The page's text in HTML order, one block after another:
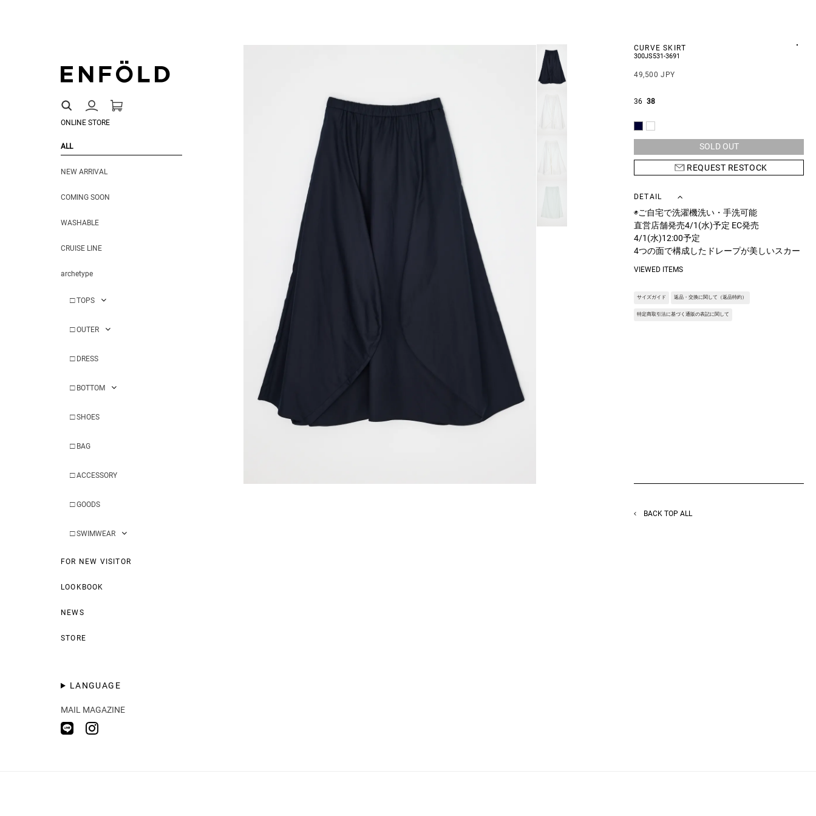
ONLINE STORE
ALL
NEW ARRIVAL
COMING SOON
WASHABLE
CRUISE LINE
archetype
□ TOPS
□ OUTER
□ DRESS
□ BOTTOM
□ SHOES
□ BAG
□ ACCESSORY
□ GOODS
□ SWIMWEAR
FOR NEW VISITOR
LOOKBOOK
NEWS
STORE
LANGUAGE
MAIL MAGAZINE
CURVE SKIRT
300JS531-3691
49,500 JPY
36 38
SOLD OUT
REQUEST RESTOCK
DETAIL
◉ご自宅で洗濯機洗い・手洗可能
直営店舗発売4/1(水)予定 EC発売
4/1(水)12:00予定
4つの面で構成したドレープが美しいスカー
（CollectionLineのCell SKと同じシルエット
になります。
VIEWED ITEMS
サイズガイド 返品・交換に関して（返品特約）
特定商取引法に基づく通販の表記に関して
BACK TOP ALL